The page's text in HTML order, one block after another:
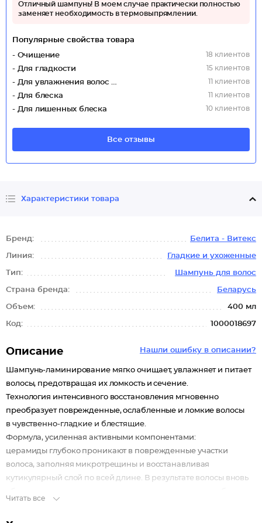
Отличный шампунь! В моем случае практически полностью
заменяет необходимость в термовыпрямлении.
Популярные свойства товара
- Очищение
18 клиентов
- Для гладкости 15 клиентов
- Для увлажнения волос (Интенсивное) 11 клиентов
- Для блеска 11 клиентов
- Для лишенных блеска 10 клиентов
Все отзывы
Характеристики товара
Бренд: Белита - Витекс
Линия: Гладкие и ухоженные
Тип: Шампунь для волос
Страна бренда: Беларусь
Объем: 400 мл
Код: 1000018697
Нашли ошибку в описании?
Описание
Шампунь-ламинирование мягко очищает, увлажняет и питает
волосы, предотвращая их ломкость и сечение.
Технология интенсивного восстановления мгновенно
преобразует поврежденные, ослабленные и ломкие волосы
в чувственно-гладкие и блестящие.
Формула, усиленная активными компонентами:
церамиды глубоко проникают в поврежденные участки
волоса, заполняя микротрещины и восстанавливая
кутикулярный слой по всей длине. В результате волосы вновь
Читать все